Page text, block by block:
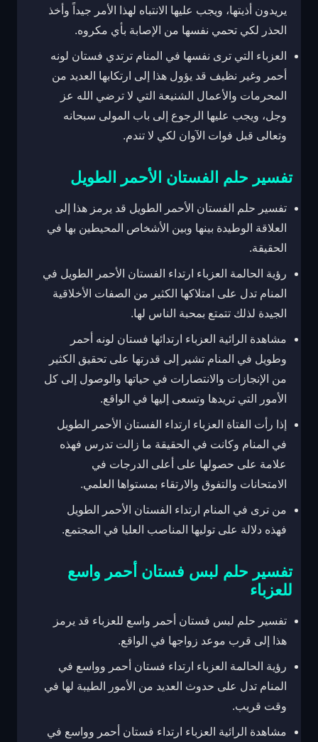
يريدون أذيتها، ويجب عليها الانتباه لهذا الأمر جيداً وأخذ
الحذر لكي تحمي نفسها من الإصابة بأي مكروه.
العزباء التي ترى نفسها في المنام ترتدي فستان لونه
أحمر وغير نظيف قد يؤول هذا إلى ارتكابها العديد من
المحرمات والأعمال الشنيعة التي لا ترضي الله عز
وجل، ويجب عليها الرجوع إلى باب المولى سبحانه
وتعالى قبل فوات الآوان لكي لا تندم.
تفسير حلم الفستان الأحمر الطويل
تفسير حلم الفستان الأحمر الطويل قد يرمز هذا إلى
العلاقة الوطيدة بينها وبين الأشخاص المحيطين بها في
الحقيقة.
رؤية الحالمة العزباء ارتداء الفستان الأحمر الطويل في
المنام تدل على امتلاكها الكثير من الصفات الأخلاقية
الجيدة لذلك تتمتع بمحبة الناس لها.
مشاهدة الرائية العزباء ارتدائها فستان لونه أحمر
وطويل في المنام تشير إلى قدرتها على تحقيق الكثير
من الإنجازات والانتصارات في حياتها والوصول إلى كل
الأمور التي تريدها وتسعى إليها في الواقع.
إذا رأت الفتاة العزباء ارتداء الفستان الأحمر الطويل
في المنام وكانت في الحقيقة ما زالت تدرس فهذه
علامة على حصولها على أعلى الدرجات في
الامتحانات والتفوق والارتقاء بمستواها العلمي.
من ترى في المنام ارتداء الفستان الأحمر الطويل
فهذه دلالة على توليها المناصب العليا في المجتمع.
تفسير حلم لبس فستان أحمر واسع
للعزباء
تفسير حلم لبس فستان أحمر واسع للعزباء قد يرمز
هذا إلى قرب موعد زواجها في الواقع.
رؤية الحالمة العزباء ارتداء فستان أحمر وواسع في
المنام تدل على حدوث العديد من الأمور الطيبة لها في
وقت قريب.
مشاهدة الرائية العزباء ارتداء فستان أحمر وواسع في